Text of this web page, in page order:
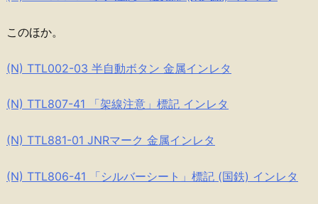
このほか。
(N) TTL002-03 半自動ボタン 金属インレタ
(N) TTL807-41 「架線注意」標記 インレタ
(N) TTL881-01 JNRマーク 金属インレタ
(N) TTL806-41 「シルバーシート」標記 (国鉄) インレタ